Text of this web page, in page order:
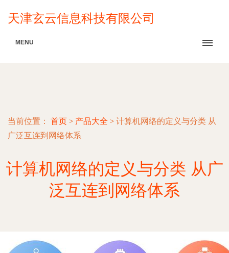
天津玄云信息科技有限公司
MENU
当前位置： 首页 > 产品大全 > 计算机网络的定义与分类 从
广泛互连到网络体系
计算机网络的定义与分类 从广
泛互连到网络体系